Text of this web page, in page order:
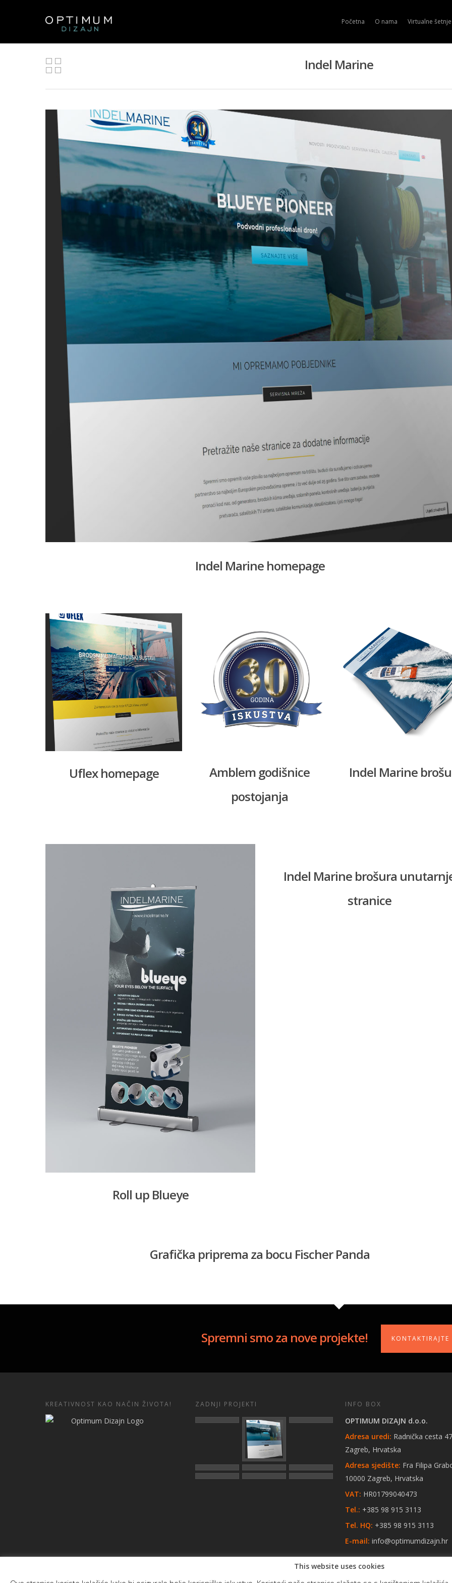
Početna O nama Virtualne šetnje
Indel Marine
Indel Marine homepage
Uflex homepage
Amblem godišnice
postojanja
Indel Marine
Roll up Blueye
Indel Marine brošura
stranice
Grafička priprema za bocu Fischer Panda
Spremni smo za nove projekte! KONTAKTIRAJTE
KREATIVNOST KAO NAČIN ŽIVOTA! ZADNJI PROJEKTI INFO BOX
OPTIMUM DIZAJN d.o.o.
Adresa uredi: Radnička cesta
Zagreb, Hrvatska
Adresa sjedište: Fra Filipa
10000 Zagreb, Hrvatska
VAT: HR01799040473
Tel.: +385 98 915 3113
Tel. HQ: +385 98 915 3113
E-mail: info@optimumdizajn.hr
This website uses cookies